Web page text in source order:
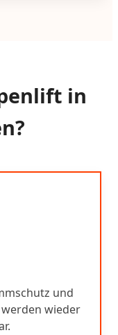
in
und
wieder